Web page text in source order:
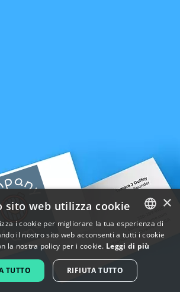
ENGLISH
FRENCH
DUTCH
×
sito web utilizza cookie
i cookie per migliorare la tua esperienza di
il nostro sito web acconsenti a tutti i cookie
la nostra policy per i cookie. Leggi di più
TUTTO RIFIUTA TUTTO